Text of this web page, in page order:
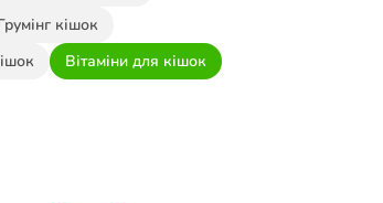
кішок
Вітаміни для кішок